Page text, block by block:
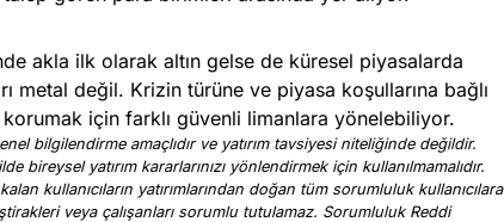
akla ilk olarak altın gelse de küresel piyasalarda
metal değil. Krizin türüne ve piyasa koşullarına bağlı
korumak için farklı güvenli limanlara yönelebiliyor.
bilgilendirme amaçlıdır ve yatırım tavsiyesi niteliğinde değildir.
bireysel yatırım kararlarınızı yönlendirmek için kullanılmamalıdır.
kullanıcıların yatırımlarından doğan tüm sorumluluk kullanıcılara
veya çalışanları sorumlu tutulamaz. Sorumluluk Reddi